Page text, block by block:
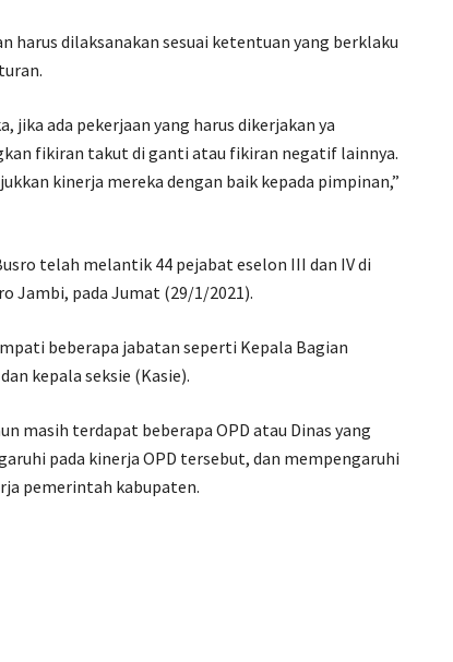
harus dilaksanakan sesuai ketentuan yang berklaku
jika ada pekerjaan yang harus dikerjakan ya
fikiran takut di ganti atau fikiran negatif lainnya.
kinerja mereka dengan baik kepada pimpinan,”
telah melantik 44 pejabat eselon III dan IV di
Jambi, pada Jumat (29/1/2021).
beberapa jabatan seperti Kepala Bagian
kepala seksie (Kasie).
masih terdapat beberapa OPD atau Dinas yang
pada kinerja OPD tersebut, dan mempengaruhi
pemerintah kabupaten.